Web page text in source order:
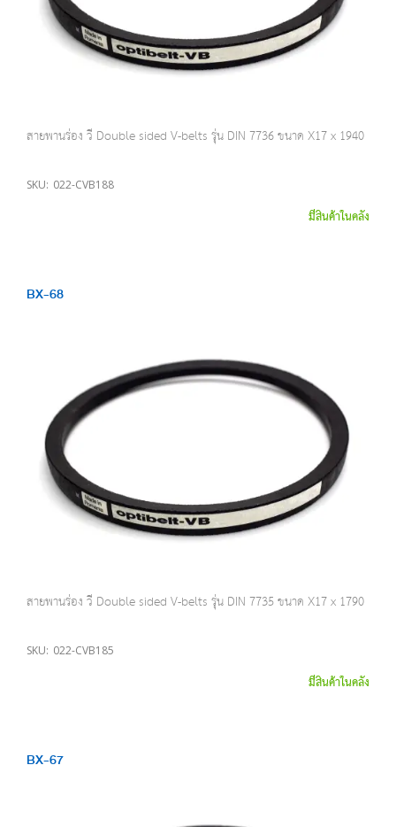
สายพานร่อง วี Double sided V-belts รุ่น DIN 7736 ขนาด X17 x 1940
SKU: 022-CVB188
มีสินค้าในคลัง
BX-68
สายพานร่อง วี Double sided V-belts รุ่น DIN 7735 ขนาด X17 x 1790
SKU: 022-CVB185
มีสินค้าในคลัง
BX-67